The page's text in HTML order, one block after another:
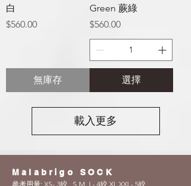
白
價格
$560.00
無庫存
Green 蕨綠
價格
$560.00
選擇
載入更多
Malabrigo SOCK
參考用量: XS- 3絞, ,S,M, L- 4絞,XL,XXL- 5絞